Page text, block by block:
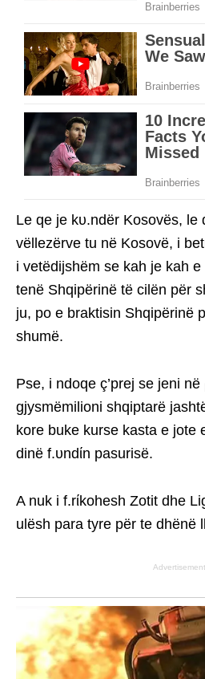
Le qe je kυ.ndër Kosovës, le
vëllezërve tu në Kosovë, i
i vetëdijshëm se kah je kah
tenë Shqipërinë të cilën për
ju, po e braktisin Shqipërinë
shumë.
Pse, i ndoqe ç’prej se jeni në
gjysmëmilioni shqiptarë
kore buke kurse kasta e jote
dinë f.υndίn pasurisë.
A nuk i f.rίkohesh Zotit dhe
ulësh para tyre për te dhënë
Advertisement